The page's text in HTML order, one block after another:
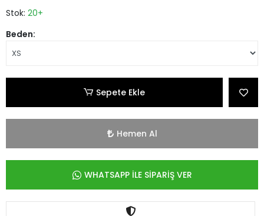
Stok: 20+
Beden:
Sepete Ekle
Hemen Al
WHATSAPP İLE SİPARİŞ VER